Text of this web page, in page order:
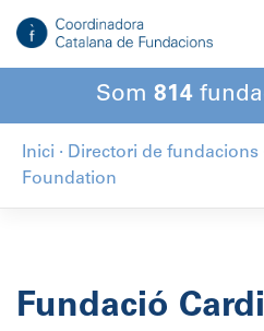
contingut
Som 814
Inici · Directori de fundacions
Foundation
Fundació